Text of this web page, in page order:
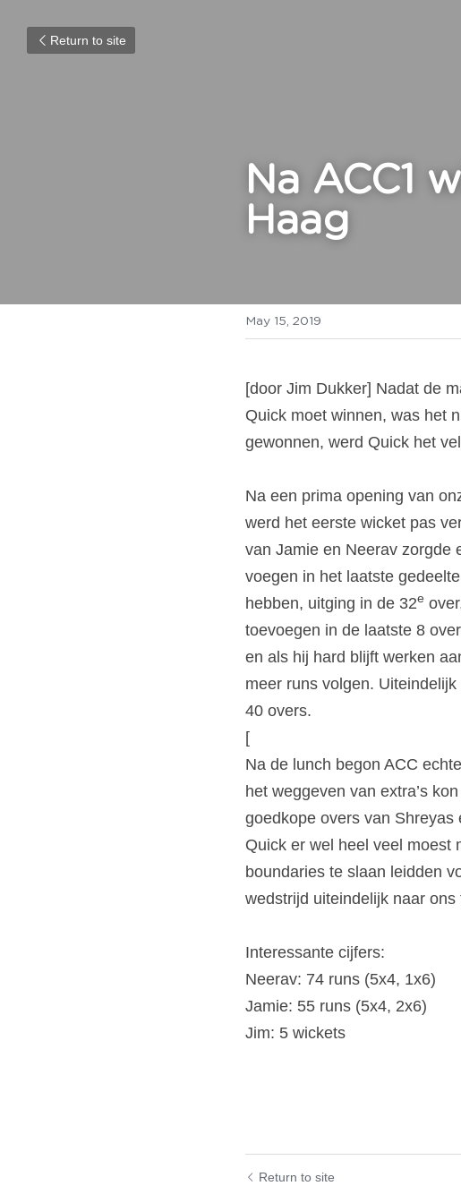
Return to site
Na ACC1
Haag
May 15, 2019
[door Jim Dukker] Nadat de
Quick moet winnen, was het
gewonnen, werd Quick het
Na een prima opening van
werd het eerste wicket pas
van Jamie en Neerav zorgde
voegen in het laatste
hebben, uitging in de 32e
toevoegen in de laatste 8
en als hij hard blijft werken
meer runs volgen.
40 overs.
[
Na de lunch begon ACC
het weggeven van extra’s
goedkope overs van
Quick er wel heel veel moest
boundaries te slaan leidden
wedstrijd uiteindelijk naar
Interessante cijfers:
Neerav: 74 runs (5x4, 1x6)
Jamie: 55 runs (5x4, 2x6)
Jim: 5 wickets
Return to site